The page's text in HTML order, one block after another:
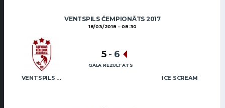
VENTSPILS ČEMPIONĀTS 2017
18/03/2018 08:30
VENTSPILS NOVADS ICE SCREAM
5 - 6
GALA REZULTĀTS